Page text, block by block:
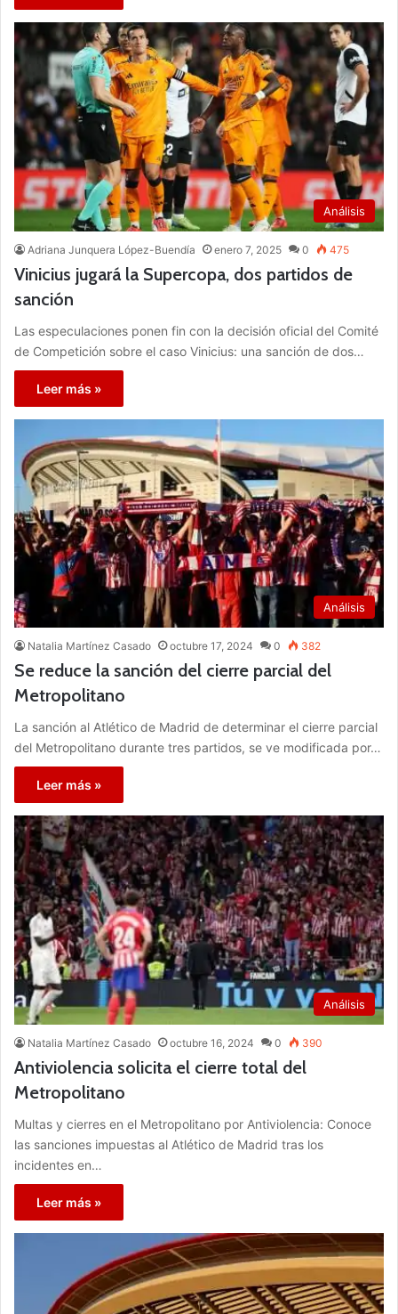
Análisis
Adriana Junquera López-Buendía enero 7, 2025 0 475
Vinicius jugará la Supercopa, dos partidos de
sanción
Las especulaciones ponen fin con la decisión oficial del Comité
de Competición sobre el caso Vinicius: una sanción de dos…
Leer más »
Análisis
Natalia Martínez Casado octubre 17, 2024 0 382
Se reduce la sanción del cierre parcial del
Metropolitano
La sanción al Atlético de Madrid de determinar el cierre parcial
del Metropolitano durante tres partidos, se ve modificada por…
Leer más »
Análisis
Natalia Martínez Casado octubre 16, 2024 0 390
Antiviolencia solicita el cierre total del
Metropolitano
Multas y cierres en el Metropolitano por Antiviolencia: Conoce
las sanciones impuestas al Atlético de Madrid tras los
incidentes en…
Leer más »